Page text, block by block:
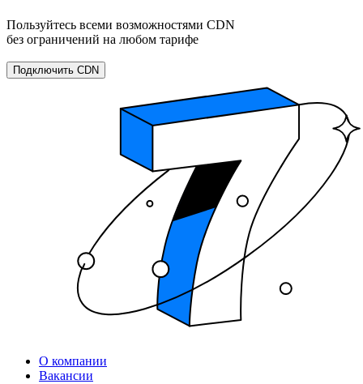
Пользуйтесь всеми возможностями CDN
без ограничений на любом тарифе
Подключить CDN
О компании
Вакансии